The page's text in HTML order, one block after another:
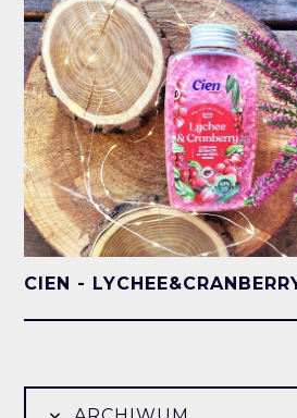
CIEN -